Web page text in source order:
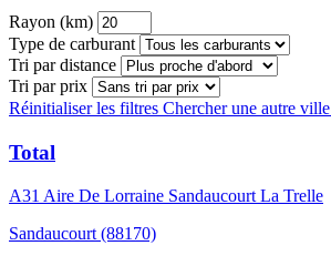
Rayon (km)
Type de carburant
Tri par distance
Tri par prix
Réinitialiser les filtres Chercher une autre ville
Total
A31 Aire De Lorraine Sandaucourt La Trelle
Sandaucourt (88170)